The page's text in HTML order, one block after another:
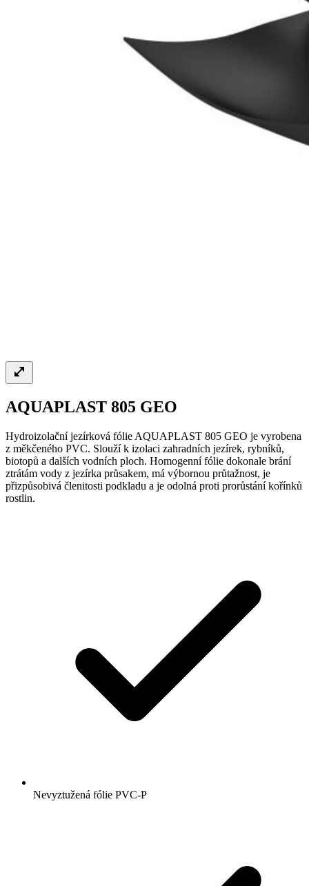
AQUAPLAST 805 GEO
Hydroizolační jezírková fólie AQUAPLAST 805 GEO je vyrobena
z měkčeného PVC. Slouží k izolaci zahradních jezírek, rybníků,
biotopů a dalších vodních ploch. Homogenní fólie dokonale brání
ztrátám vody z jezírka průsakem, má výbornou průtažnost, je
přizpůsobivá členitosti podkladu a je odolná proti prorůstání kořínků
rostlin.
Nevyztužená fólie PVC-P